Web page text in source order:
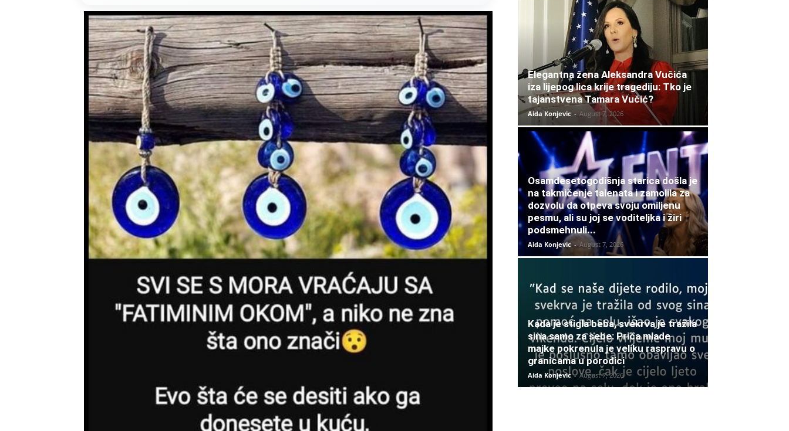
Elegantna žena Aleksandra Vučića
iza lijepog lica krije tragediju: Tko je
tajanstvena Tamara Vučić?
Aida Konjevic - August 7, 2026
Osamdesetogodišnja starica došla je
na takmičenje talenata i zamolila za
dozvolu da otpeva svoju omiljenu
pesmu, ali su joj se voditeljka i žiri
podsmehnuli...
Aida Konjevic - August 7, 2026
Kada je stigla beba, svekrva je tražila
sina samo za sebe: Priča mlade
majke pokrenula je veliku raspravu o
granicama u porodici
Aida Konjevic - August 7, 2026